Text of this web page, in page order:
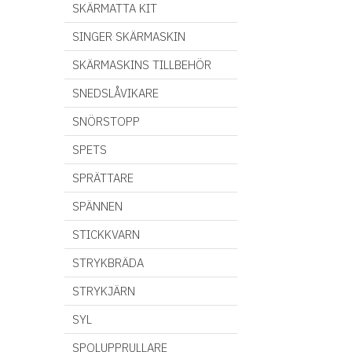
SKÄRMATTA KIT
SINGER SKÄRMASKIN
SKÄRMASKINS TILLBEHÖR
SNEDSLÅVIKARE
SNÖRSTOPP
SPETS
SPRÄTTARE
SPÄNNEN
STICKKVARN
STRYKBRÄDA
STRYKJÄRN
SYL
SPOLUPPRULLARE
lättskött, bekvämt och
lättburet. Toppar, T-shirtar
och klänningar av
trikåtyger är populära
användningsområden när
det kommer till trikå. Även
lätta jackor, coola kjolar,
lena sängkläder samt
baby- och barnkläder kan
du enkelt sy av trikå.
95% Bomull 5% Lycra Vikt
g/m2 220 Bredd 160 cm
Certifering Gots
torktumling, strykning upp
till 150 grader, ej kemtvätt